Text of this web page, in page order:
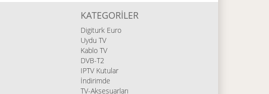
KATEGORILER
Digiturk Euro
Uydu TV
Kablo TV
DVB-T2
IPTV Kutular
İndirimde
TV-Aksesuarları